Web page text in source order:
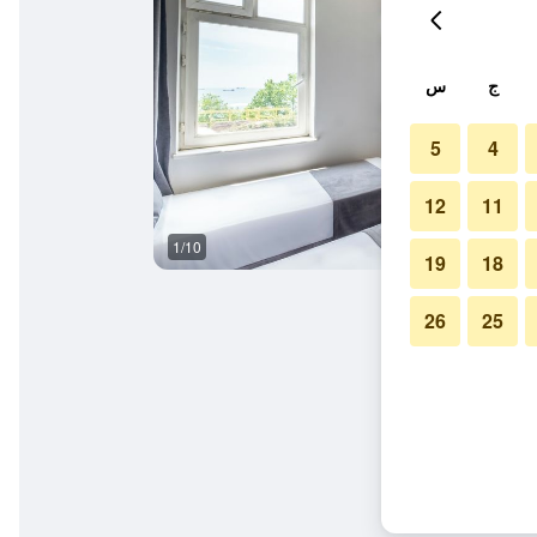
1/10
ج س
4
5
11
12
18
19
25
26